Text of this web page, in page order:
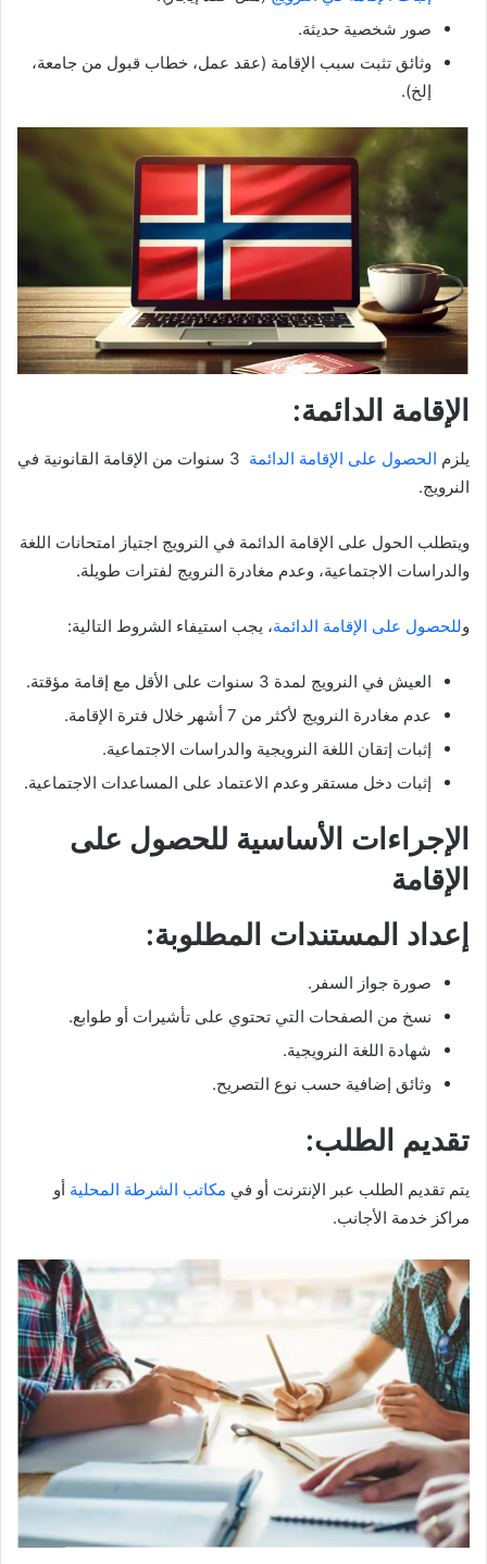
صور شخصية حديثة.
وثائق تثبت سبب الإقامة (عقد عمل، خطاب قبول من جامعة،
إلخ).
الإقامة الدائمة:
يلزم الحصول على الإقامة الدائمة
3 سنوات من الإقامة القانونية في
النرويج.
ويتطلب الحول على الإقامة الدائمة في النرويج اجتياز امتحانات اللغة
والدراسات الاجتماعية، وعدم مغادرة النرويج لفترات طويلة.
وللحصول على الإقامة الدائمة، يجب استيفاء الشروط التالية:
العيش في النرويج لمدة 3 سنوات على الأقل مع إقامة مؤقتة.
عدم مغادرة النرويج لأكثر من 7 أشهر خلال فترة الإقامة.
إثبات إتقان اللغة النرويجية والدراسات الاجتماعية.
إثبات دخل مستقر وعدم الاعتماد على المساعدات الاجتماعية.
الإجراءات الأساسية للحصول على
الإقامة
إعداد المستندات المطلوبة:
صورة جواز السفر.
نسخ من الصفحات التي تحتوي على تأشيرات أو طوابع.
شهادة اللغة النرويجية.
وثائق إضافية حسب نوع التصريح.
تقديم الطلب:
يتم تقديم الطلب عبر الإنترنت أو في مكاتب الشرطة المحلية أو
مراكز خدمة الأجانب.